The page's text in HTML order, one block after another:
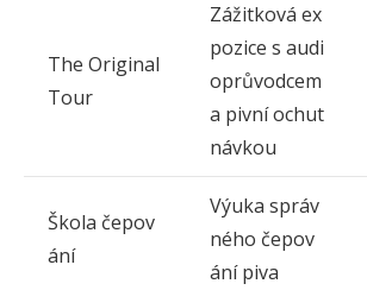
The Original
Tour
Zážitková ex
pozice s audi
oprůvodcem
a pivní ochut
návkou
Škola čepov
ání
Výuka správ
ného čepov
ání piva